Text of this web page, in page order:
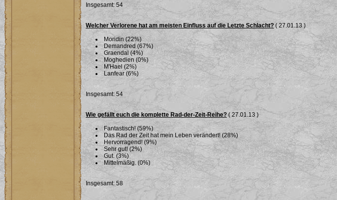
Insgesamt: 54
Welcher Verlorene hat am meisten Einfluss auf die Letzte Schlacht? ( 27.01.13 )
Moridin (22%)
Demandred (67%)
Graendal (4%)
Moghedien (0%)
M'Hael (2%)
Lanfear (6%)
Insgesamt: 54
Wie gefällt euch die komplette Rad-der-Zeit-Reihe?( 27.01.13 )
Fantastisch! (59%)
Das Rad der Zeit hat mein Leben verändert! (28%)
Hervorragend! (9%)
Sehr gut! (2%)
Gut. (3%)
Mittelmäßig. (0%)
Insgesamt: 58